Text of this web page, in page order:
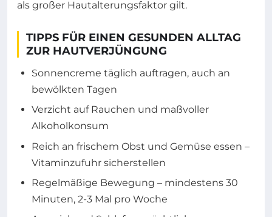
als großer Hautalterungsfaktor gilt.
TIPPS FÜR EINEN GESUNDEN ALLTAG
ZUR HAUTVERJÜNGUNG
Sonnencreme täglich auftragen, auch an
bewölkten Tagen
Verzicht auf Rauchen und maßvoller
Alkoholkonsum
Reich an frischem Obst und Gemüse essen –
Vitaminzufuhr sicherstellen
Regelmäßige Bewegung – mindestens 30
Minuten, 2-3 Mal pro Woche